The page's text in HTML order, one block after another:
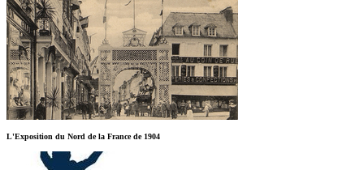
L'Exposition du Nord de la France de 1904